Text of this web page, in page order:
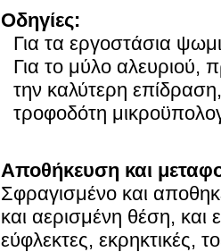
Οδηγίες:
Για τα εργοστάσια
Για το μύλο αλευριού,
την καλύτερη
τροφοδότη
Αποθήκευση και
Σφραγισμένο και
και αερισμένη θέση, και
εύφλεκτες, εκρηκτικές,